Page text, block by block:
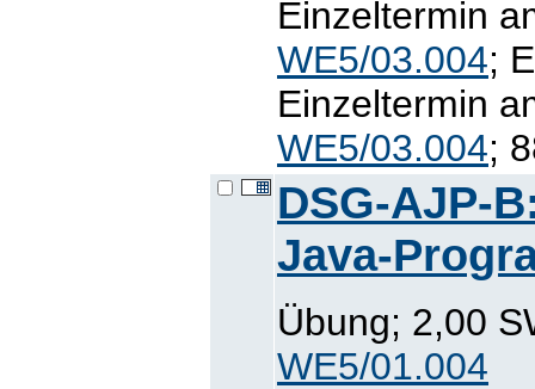
Einzeltermin
WE5/03.004;
Einzeltermin
WE5/03.004;
DSG-AJP-
Java-
Übung; 2,00
WE5/01.004